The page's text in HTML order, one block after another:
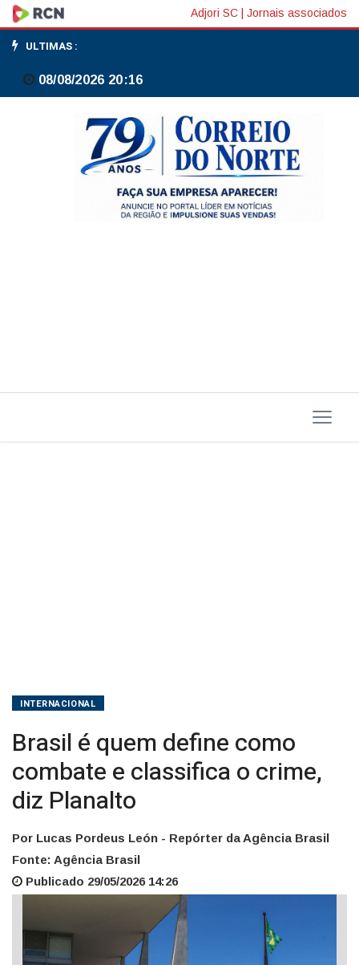
Brasil
é
quem
combate
Planalto
Adjori SC Jornais associados
ULTIMAS :
08/08/2026 20:16
INTERNACIONAL
Brasil é quem define como
combate e classifica o crime,
diz Planalto
Por Lucas Pordeus León - Repórter da Agência Brasil
Fonte: Agência Brasil
Publicado 29/05/2026 14:26